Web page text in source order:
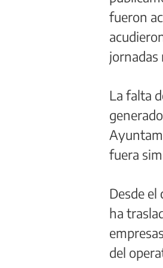
fueron
jornadas
La falta
fuera
Desde
ha
del